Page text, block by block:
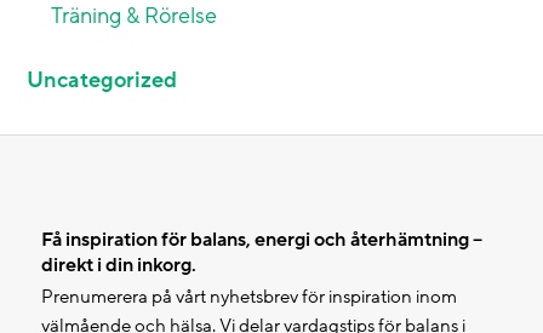
Träning & Rörelse
Uncategorized
Få inspiration för balans, energi och återhämtning –
direkt i din inkorg.
Prenumerera på vårt nyhetsbrev för inspiration inom
välmående och hälsa. Vi delar vardagstips för balans i